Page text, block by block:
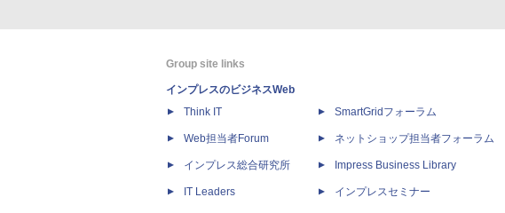
Group site links
インプレスのビジネスWeb
Think IT
Web担当者Forum
インプレス総合研究所
IT Leaders
SmartGridフォーラム
ネットショップ担当者フォーラム
Impress Business Library
インプレスセミナー